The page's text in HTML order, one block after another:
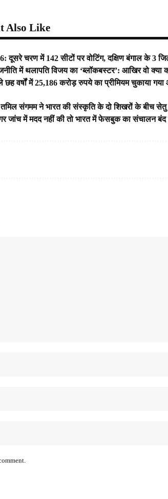
Also Like
दूसरे चरण में 142 सीटों पर वोटिंग, दक्षिण बंगाल के 3
में थलापति विजय का ‘ब्लॉकबस्टर’: आखिर वो
छह वर्षों में 25,186 करोड़ रुपये का प्रीमियम चुकाया
तमिल संगमम ने भारत की संस्कृति के दो शिखरों के बीच सेतु
जांच में मदद नहीं की तो भारत में फेसबुक का संचालन बंद